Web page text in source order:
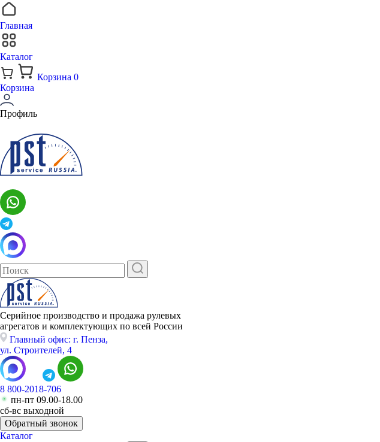
Главная
Каталог
Корзина 0
Корзина
Профиль
Серийное производство и продажа рулевых
агрегатов и комплектующих по всей России
Главный офис: г. Пенза,
ул. Строителей, 4
8 800-2018-706
пн-пт 09.00-18.00
сб-вс выходной
Обратный звонок
Каталог